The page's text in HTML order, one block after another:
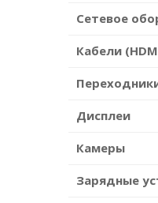
Сетевое
Кабели
Дисплеи
Камеры
Зарядные